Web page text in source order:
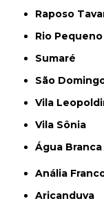
Raposo
Rio Pequeno
Sumaré
São
Vila
Vila Sônia
Água Branca
Anália
Aricanduva